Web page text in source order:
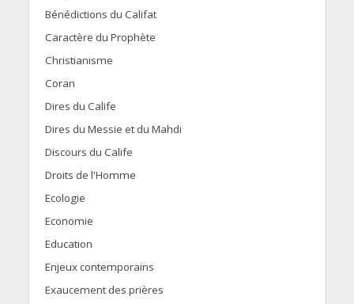
Bénédictions du Califat
Caractère du Prophète
Christianisme
Coran
Dires du Calife
Dires du Messie et du Mahdi
Discours du Calife
Droits de l'Homme
Ecologie
Economie
Education
Enjeux contemporains
Exaucement des prières